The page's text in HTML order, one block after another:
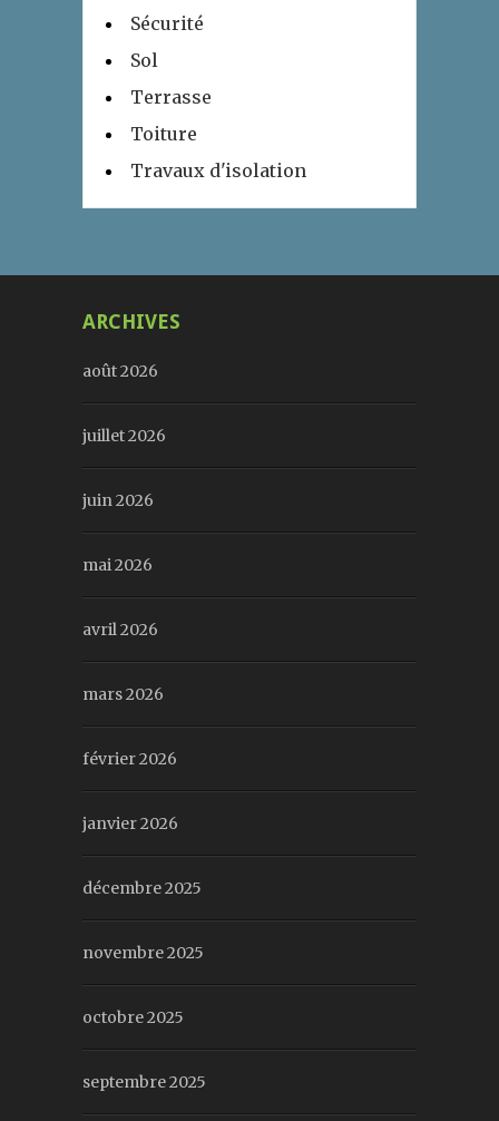
Sécurité
Sol
Terrasse
Toiture
Travaux d'isolation
ARCHIVES
août 2026
juillet 2026
juin 2026
mai 2026
avril 2026
mars 2026
février 2026
janvier 2026
décembre 2025
novembre 2025
octobre 2025
septembre 2025